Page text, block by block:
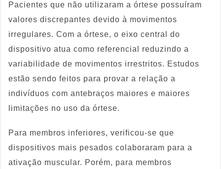
Pacientes que não utilizaram a órtese possuíram
valores discrepantes devido à movimentos
irregulares. Com a órtese, o eixo central do
dispositivo atua como referencial reduzindo a
variabilidade de movimentos irrestritos. Estudos
estão sendo feitos para provar a relação a
indivíduos com antebraços maiores e maiores
limitações no uso da órtese.
Para membros inferiores, verificou-se que
dispositivos mais pesados colaboraram para a
ativação muscular. Porém, para membros